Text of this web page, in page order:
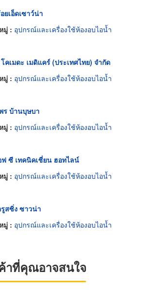
ยเอ็ดเซาว์น่า
มู่ : อุปกรณ์และเครื่องใช้ห้องอบไอน้ำ
คเมดะ เมดิแคร์ (ประเทศไทย) จำกัด
มู่ : อุปกรณ์และเครื่องใช้ห้องอบไอน้ำ
ร บ้านบุษบา
มู่ : อุปกรณ์และเครื่องใช้ห้องอบไอน้ำ
ฟ ซี เทคนิคเชี่ยน ฮอทไลน์
มู่ : อุปกรณ์และเครื่องใช้ห้องอบไอน้ำ
สซิ่ง ซาวน่า
มู่ : อุปกรณ์และเครื่องใช้ห้องอบไอน้ำ
าที่คุณอาจสนใจ